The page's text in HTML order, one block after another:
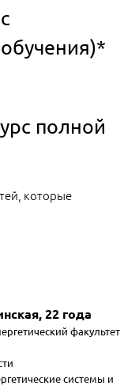
полной
которые
22 года
факультет
системы и